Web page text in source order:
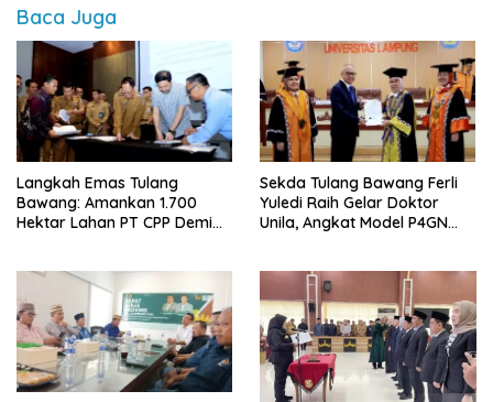
Baca Juga
Langkah Emas Tulang
Bawang: Amankan 1.700
Hektar Lahan PT CPP Demi
Sekda Tulang Bawang Ferli
Yuledi Raih Gelar Doktor
Unila, Angkat Model P4GN